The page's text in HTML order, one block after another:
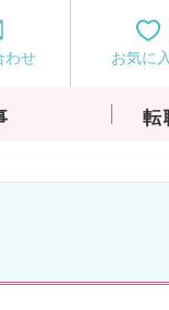
わせ お気に
転